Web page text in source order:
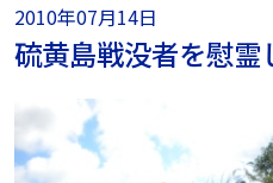
2010年07月14日
硫黄島戦没者を慰霊